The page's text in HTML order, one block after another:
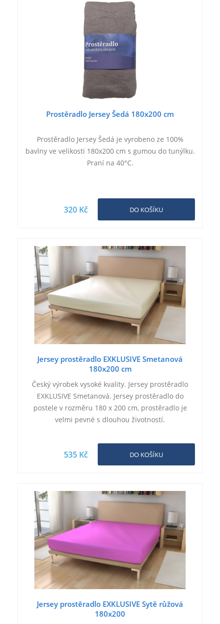
Prostěradlo Jersey Šedá 180x200 cm
Prostěradlo Jersey Šedá je vyrobeno ze 100%
bavlny ve velikosti 180x200 cm s gumou do tunýlku.
Praní na 40°C.
320 Kč DO KOŠÍKU
Jersey prostěradlo EXKLUSIVE Smetanová
180x200 cm
Český výrobek vysoké kvality. Jersey prostěradlo
EXKLUSIVE Smetanová. Jersey prostěradlo do
postele v rozměru 180 x 200 cm, prostěradlo je
velmi pevné s dlouhou životností.
535 Kč DO KOŠÍKU
Jersey prostěradlo EXKLUSIVE Sytě růžová
180x200